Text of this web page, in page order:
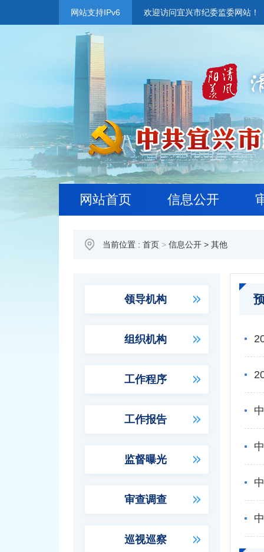
网站支持IPv6 欢迎访问宜兴市纪委监委网站！
网站首页 信息公开
当前位置 : 首页 > 信息公开 > 其他
领导机构
组织机构
工作程序
工作报告
监督曝光
审查调查
巡视巡察